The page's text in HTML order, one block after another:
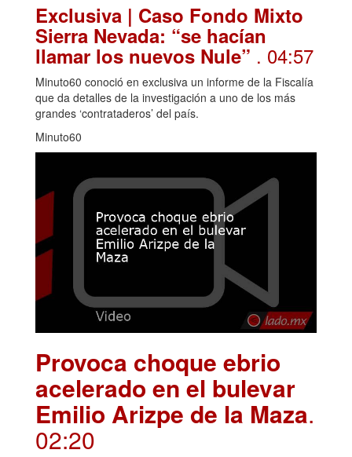
Exclusiva | Caso Fondo Mixto
Sierra Nevada: “se hacían
llamar los nuevos Nule” . 04:57
Minuto60 conoció en exclusiva un informe de la Fiscalía
que da detalles de la investigación a uno de los más
grandes ‘contrataderos’ del país.
Minuto60
Provoca choque ebrio
acelerado en el bulevar
Emilio Arizpe de la Maza.
02:20